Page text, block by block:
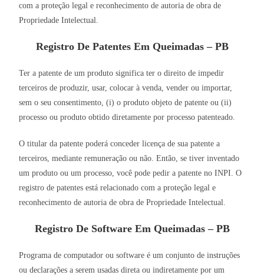
com a proteção legal e reconhecimento de autoria de obra de
Propriedade Intelectual.
Registro De Patentes Em Queimadas – PB
Ter a patente de um produto significa ter o direito de impedir
terceiros de produzir, usar, colocar à venda, vender ou importar,
sem o seu consentimento, (i) o produto objeto de patente ou (ii)
processo ou produto obtido diretamente por processo patenteado.
O titular da patente poderá conceder licença de sua patente a
terceiros, mediante remuneração ou não. Então, se tiver inventado
um produto ou um processo, você pode pedir a patente no INPI. O
registro de patentes está relacionado com a proteção legal e
reconhecimento de autoria de obra de Propriedade Intelectual.
Registro De Software Em Queimadas – PB
Programa de computador ou software é um conjunto de instruções
ou declarações a serem usadas direta ou indiretamente por um